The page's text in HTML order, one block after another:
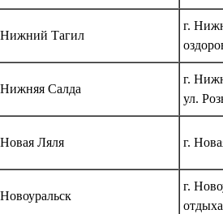
Нижний Тагил
г.
Нижняя Салда
г.
ул.
Новая Ляля г.
Новоуральск
г.